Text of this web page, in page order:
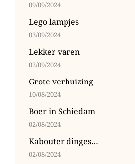
09/09/2024
Lego lampjes
03/09/2024
Lekker varen
02/09/2024
Grote verhuizing
10/08/2024
Boer in Schiedam
02/08/2024
Kabouter dinges…
02/08/2024